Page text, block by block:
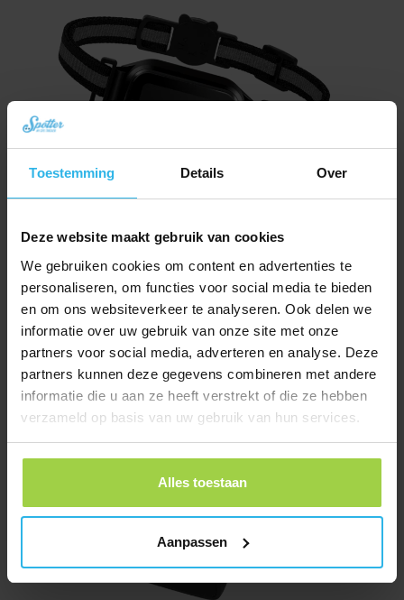
Toestemming Details Over
Deze website maakt gebruik van cookies
We gebruiken cookies om content en advertenties te
personaliseren, om functies voor social media te bieden
en om ons websiteverkeer te analyseren. Ook delen we
informatie over uw gebruik van onze site met onze
partners voor social media, adverteren en analyse. Deze
partners kunnen deze gegevens combineren met andere
informatie die u aan ze heeft verstrekt of die ze hebben
verzameld op basis van uw gebruik van hun services.
Alles toestaan
Aanpassen
Spotter CatX – Kat GPS tracker zonder abonnement mét display (nieuw!)
89,95 Oorspronkelijke
prijs
€ 89,95.
€79,94Huidige
prijs
€ 79,94.
Bestel nu